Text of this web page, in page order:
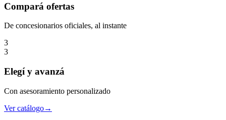
Compará ofertas
De concesionarios oficiales, al instante
3
3
Elegí y avanzá
Con asesoramiento personalizado
Ver catálogo→